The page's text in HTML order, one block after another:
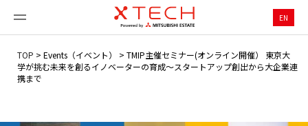
EN
TOP > Events（イベント） > TMIP主催セミナー(オンライン開催） 東京大
学が挑む未来を創るイノベーターの育成～スタートアップ創出から大企業連
携まで